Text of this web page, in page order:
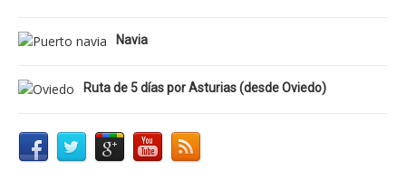
Navia
Ruta de 5 días por Asturias (desde Oviedo)